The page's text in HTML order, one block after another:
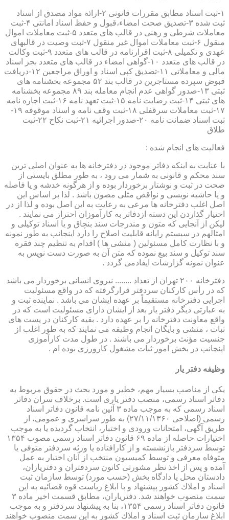
۱-ثبت اسناد مطابق مقررات قانونی ۲-ارائه مواد مصدق از اسناد
ثبت شده ۳-تصدیق صحت امضاء،قبول و حفظ اسناد امانتی ۴-ثبت
معاملات شرطی و رهنی در قالب های متعدد ۵-ثبت معاملات اموال
منقول ۶-ثبت معاملات اموال غیر منقول ۷-ثبت وصیت در قالبهای
عهدی و تکمیلی ۸-ثبت اقرارنامه در قالب های متعدد ۹-ثبت وکالت
در قالب های متعدد ۱۰-گواهی امضاء در قالب های متعدد بجز اسناد
مالی و معاملاتی ۱۱-تصدیق کپی اسناد و اوراق مراجعین ۱۲-دریافت
قبوض سپرده مستاجرین در قالب بند ۵۲ مجموعه بخشنامه های
ثبتی ۱۳-صدور گواهی عدم انجام معامله بند ۸۹ مجموعه بخشنامه
های ثبتی ۱۴-ثبت رضایت نامه ۱۵-ثبت تعهد نامه ۱۶-ثبت اجاره نامه
۱۷-ثبت معاملات سرقفلی ۱۸-ثبت وقف نامه و اسناد موقوفه ۱۹-
ثبت اسناد ضمانت نامه ۲۰-صدور اجرائیه ۲۱-ثبت نکاح ۲۲-ثبت
طلاق
فعالیت های انجام شده :
با عنایت به اینکه دفاتر موجود در دفترخانه ها به عنوان اصلی ترین
سند محکم و قانونی به شمار می رود ، به طور مطلق بایستی از
صحت در ثبت و نوشتار برخوردار بوده و از هرگونه خدشه و یا فاصله
و یا حاشیه نویسی و نواقص مثلی مصون باشد . لذا بر اساس این
اصل اغلب دفترخانه ها مرعی به رعایت به این اصل بوده و لذا از در
اختیار گذاردن این دسته ازدفاتر به کارآموزان احتراز می نمایند .
لیکن از آنجایی که متون و مندرجات سند بنچاق و یا اسناد توکیلی و
امثالهم در سیستم رایانه قابلیت اصلاح را دارد اینجانب به طور نمونه
و با نظارت کامل مسئولین ( منشی ها ) اقدام به تنظیم چند فقره
سند توکیل و سند بیع نموده که متن آن به صورت دست نویس به
عنوان نمونه گزارشات ایفادمی گردد .
دفترخانه ۲۰۰ تهران از تعداد ........ نیروی انسانی برخوردار می باشد
که در رأس کارکنان سردفتر قرارگرفته که در واقع مسئولیت
اجرایی دفترخانه مستقیماً بر عهده ایشان می باشد . نماینده ثبت و
به عبارتی دیگر دفتر یار بعد از ایشان دارای مسئولیت است که در
واقع معاونت دفترخانه را بر عهده دارد . بقیه کارکنان در پست های
ثبات ، منشی و بایگان انجام وظیفه می نمایند که به طور اغلب از
جنسیت مؤنث برخوردار می باشند . در طول مدت کارآموزی
اینجانب در بخش امور ثبات مشغول کارورزی بوده ام .
وظیفه دفتر یار
یكی از مناصب بسیار مهم، خطیر و مورد بحث در حقوق مربوط به
دفاتر اسناد رسمی، منصب دفتر یاری است. برخلاف سران دفاتر
اسناد رسمی كه به موجب ماده ۳ آئین نامه قانون دفاتر اسناد
رسمی (اصلاحی ۲۷/۱۱/۱۳۶۰) به طور سراسری و عمومی، از
طریق آگهی، امتحانات ورودی و اختبار، انتخاب گردیده یا به موجب
اختیارات حاصله از ماده ۶۹ قانون دفاتر اسناد رسمی مصوب ۱۳۵۴
توسط سردفتر بازنشسته و از كارافتاده یا ورثه سردفتر متوفی یا
متوفاه معرفی و توسط كمیسیون منتخب از آنان اختبار به عمل
آمده و پس از اخذ نظر مشورتی كانون سردفتران و دفتریاران،
دادستان محل یا دادگاه بخش (حسب مورد) توسط سازمان ثبت
اسناد و املاك كشور پیشنهاد و با ابلاغ ریاست قوه قضائیه به این
سمت منصوب خواهند شد. دفتریاران، مطابق قسمت اخیر ماده ۳
قانون دفاتر اسناد رسمی ۱۳۵۴، بنا به پیشنهاد سردفتر و به موجب
ابلاغ سازمان ثبت اسناد و املاك كشور به این سمت منصوب خواهند